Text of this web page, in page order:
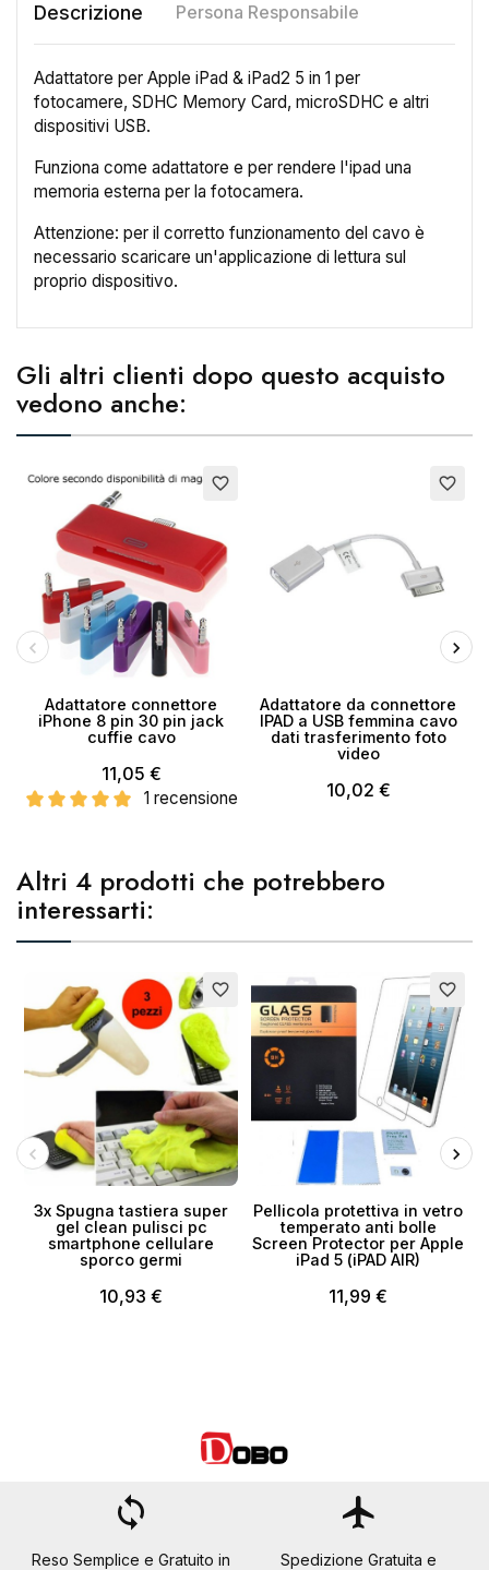
Descrizione Persona Responsabile
Adattatore per Apple iPad & iPad2 5 in 1 per
fotocamere, SDHC Memory Card, microSDHC e altri
dispositivi USB.
Funziona come adattatore e per rendere l'ipad una
memoria esterna per la fotocamera.
Attenzione: per il corretto funzionamento del cavo è
necessario scaricare un'applicazione di lettura sul
proprio dispositivo.
Gli altri clienti dopo questo acquisto
vedono anche:
favorite_border
Adattatore connettore
iPhone 8 pin 30 pin jack
cuffie cavo
11,05 €
1 recensione
favorite_border
Adattatore da connettore
IPAD a USB femmina cavo
dati trasferimento foto
video
10,02 €
Altri 4 prodotti che potrebbero
interessarti:
favorite_border
3x Spugna tastiera super
gel clean pulisci pc
smartphone cellulare
sporco germi
10,93 €
favorite_border
Pellicola protettiva in vetro
temperato anti bolle
Screen Protector per Apple
iPad 5 (iPAD AIR)
11,99 €
loop
Reso Semplice e Gratuito in
flight
Spedizione Gratuita e
Crea lista dei desideri
Nome lista dei desideri
Annulla Crea lista dei desideri